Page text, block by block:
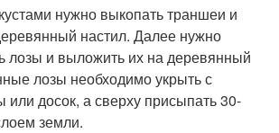
нужно выкопать траншеи и
настил. Далее нужно
лозы и выложить их на деревянный
лозы необходимо укрыть с
досок, а сверху присыпать 30-
земли.